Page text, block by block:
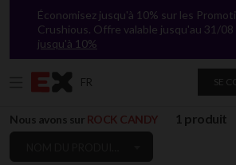
Économisez jusqu'à 10% sur les
Crushious. Offre valable jusqu'au 31/08
jusqu'à 10%
FR SE
Nous avons sur ROCK CANDY 1 produit